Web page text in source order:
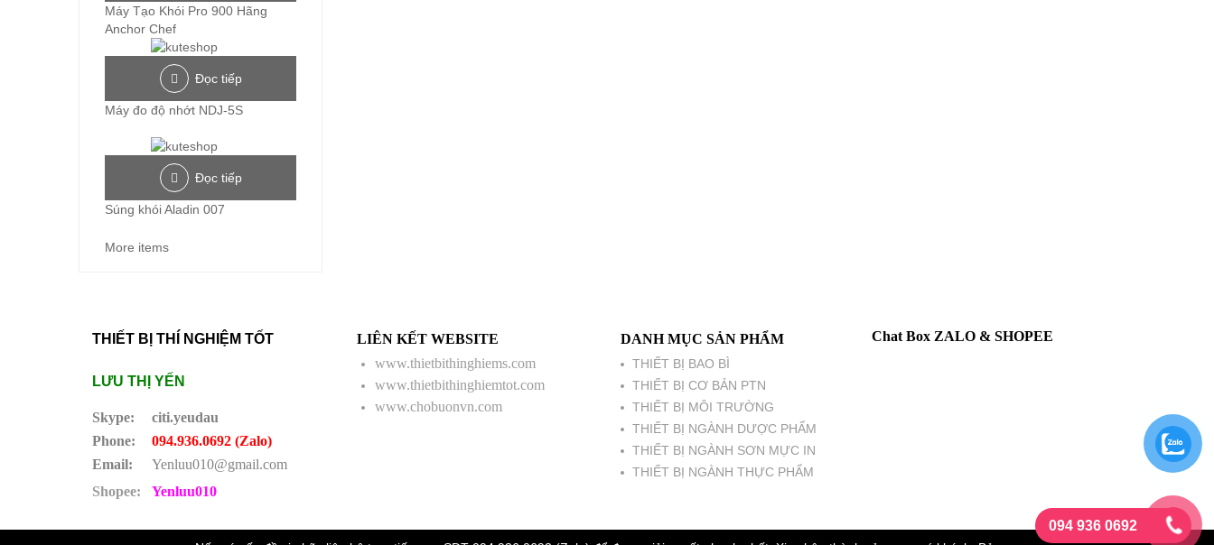
Máy Tạo Khói Pro 900 Hãng
Anchor Chef
Đọc tiếp
Máy đo độ nhớt NDJ-5S
Đọc tiếp
Súng khói Aladin 007
More items
THIẾT BỊ THÍ NGHIỆM TỐT
LƯU THỊ YẾN
Skype:
citi.yeudau
Phone:
094.936.0692 (Zalo)
Email:
Yenluu010@gmail.com
Shopee:
Yenluu010
LIÊN KẾT WEBSITE
www.thietbithinghiems.com
www.thietbithinghiemtot.com
www.chobuonvn.com
DANH MỤC SẢN PHẨM
THIẾT BỊ BAO BÌ
THIẾT BỊ CƠ BẢN PTN
THIẾT BỊ MÔI TRƯỜNG
THIẾT BỊ NGÀNH DƯỢC PHẨM
THIẾT BỊ NGÀNH SƠN MỰC IN
THIẾT BỊ NGÀNH THỰC PHẨM
Chat Box ZALO & SHOPEE
094 936 0692